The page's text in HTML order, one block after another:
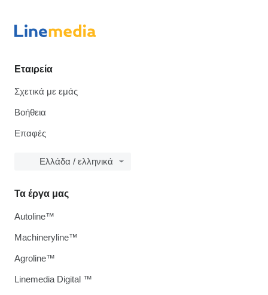
Εταιρεία
Σχετικά με εμάς
Βοήθεια
Επαφές
Ελλάδα / ελληνικά
Τα έργα μας
Autoline™
Machineryline™
Agroline™
Linemedia Digital ™